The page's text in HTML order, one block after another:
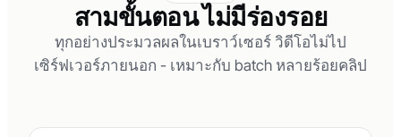
สามขั้นตอน ไม่มีร่องรอย
ทุกอย่างประมวลผลในเบราว์เซอร์ วิดีโอไม่ไป
เซิร์ฟเวอร์ภายนอก - เหมาะกับ batch หลายร้อยคลิป